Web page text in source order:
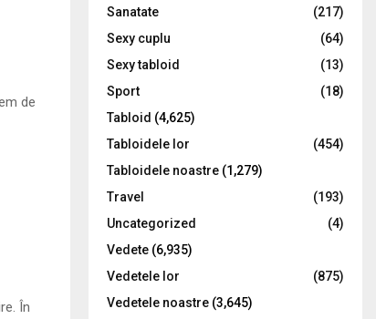
de
În
Sanatate
(217)
Sexy cuplu
(64)
Sexy tabloid
(13)
Sport
(18)
Tabloid (4,625)
Tabloidele lor
(454)
Tabloidele noastre (1,279)
Travel
(193)
Uncategorized
(4)
Vedete (6,935)
Vedetele lor
(875)
Vedetele noastre (3,645)